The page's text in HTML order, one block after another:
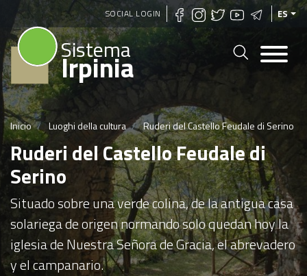
Pasar
al
contenido
SOCIAL LOGIN ES
Sistema
Irpinia
Inicio Luoghi della cultura Ruderi del Castello Feudale di Serino
Ruderi del Castello Feudale di
Serino
Situado sobre una verde colina, de la antigua casa
solariega de origen normando solo quedan hoy la
iglesia de Nuestra Señora de Gracia, el abrevadero
y el campanario.